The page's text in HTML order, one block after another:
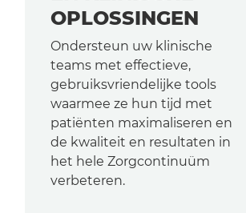
OPLOSSINGEN
Ondersteun uw klinische
teams met effectieve,
gebruiksvriendelijke tools
waarmee ze hun tijd met
patiënten maximaliseren en
de kwaliteit en resultaten in
het hele Zorgcontinuüm
verbeteren.